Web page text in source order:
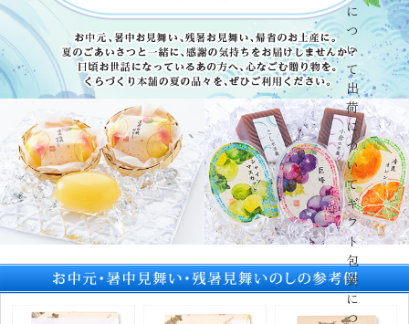
に
つ
い
て
出
荷
に
つ
い
て
ギ
フ
ト
包
装
に
つ